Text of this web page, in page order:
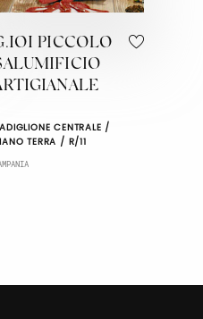
PICCOLO
CENTRALE /
TERRA / R/11